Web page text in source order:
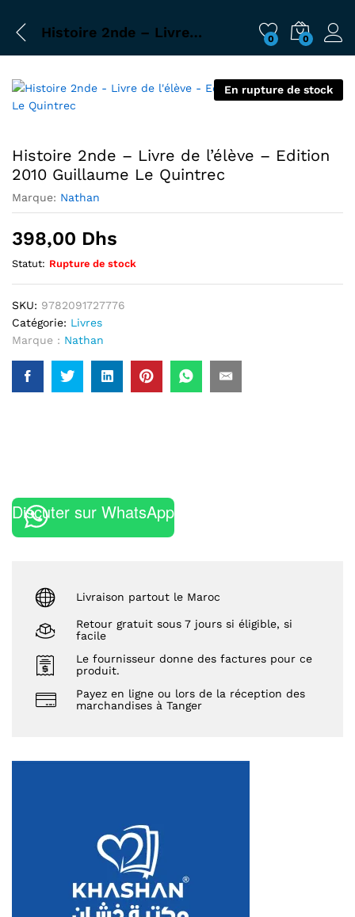
Histoire 2nde – Livre de l’élève – Edition 2010 Guillaume Le Quintrec 0 0
En rupture de stock
Histoire 2nde – Livre de l’élève – Edition
2010 Guillaume Le Quintrec
Marque: Nathan
398,00 Dhs
Statut: Rupture de stock
SKU: 9782091727776
Catégorie: Livres
Marque : Nathan
Discuter sur WhatsApp
Livraison partout le Maroc
Retour gratuit sous 7 jours si éligible, si
facile
Le fournisseur donne des factures pour ce
produit.
Payez en ligne ou lors de la réception des
marchandises à Tanger